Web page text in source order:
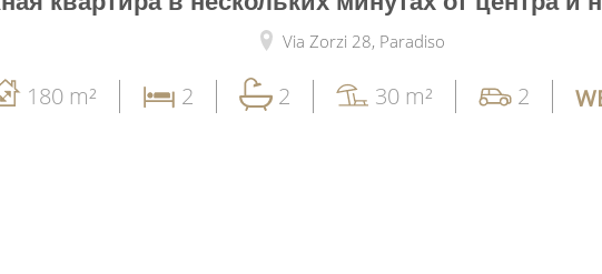
Via Zorzi 28, Paradiso
180 m² 2 2 30 m² 2